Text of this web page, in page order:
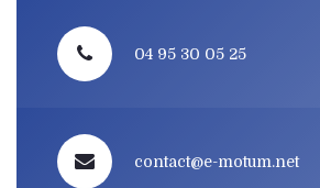
04 95 30 05 25
contact@e-motum.net